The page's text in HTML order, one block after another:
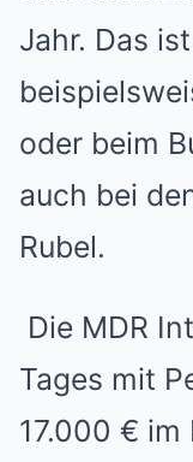
Jahr. Das
oder beim
auch bei
Rubel.
Die MDR
Tages mit
17.000 €